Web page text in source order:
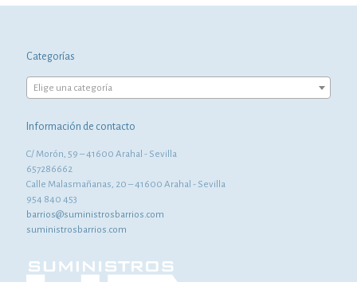
Categorías
Elige una categoría
Información de contacto
C/ Morón, 59 – 41600 Arahal - Sevilla
657286662
Calle Malasmañanas, 20 – 41600 Arahal - Sevilla
954 840 453
barrios@suministrosbarrios.com
suministrosbarrios.com